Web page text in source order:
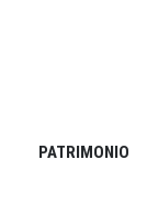
PATRIMONIO